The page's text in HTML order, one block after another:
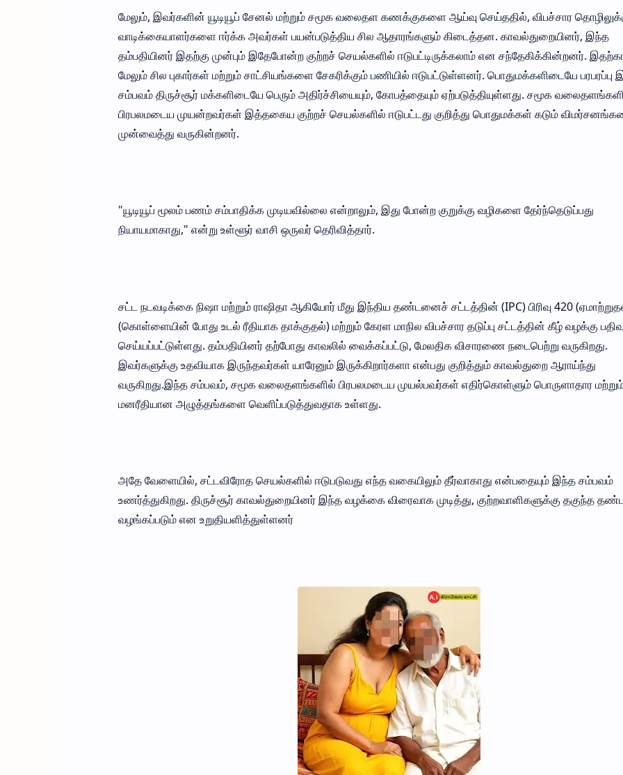
மேலும், இவர்களின் யூடியூப் சேனல் மற்றும் சமூக வலைதள கணக்குகளை ஆய்வு செய்ததில், விபச்சார
வாடிக்கையாளர்களை ஈர்க்க அவர்கள் பயன்படுத்திய சில ஆதாரங்களும் கிடைத்தன. காவல்துறையினர், இந்த
தம்பதியினர் இதற்கு முன்பும் இதேபோன்ற குற்றச் செயல்களில் ஈடுபட்டிருக்கலாம் என சந்தேகிக்கின்றனர்.
மேலும் சில புகார்கள் மற்றும் சாட்சியங்களை சேகரிக்கும் பணியில் ஈடுபட்டுள்ளனர். பொதுமக்களிடையே பரபரப்பு
சம்பவம் திருச்சூர் மக்களிடையே பெரும் அதிர்ச்சியையும், கோபத்தையும் ஏற்படுத்தியுள்ளது. சமூக
பிரபலமடைய முயன்றவர்கள் இத்தகைய குற்றச் செயல்களில் ஈடுபட்டது குறித்து பொதுமக்கள் கடும்
முன்வைத்து வருகின்றனர்.
"யூடியூப் மூலம் பணம் சம்பாதிக்க முடியவில்லை என்றாலும், இது போன்ற குறுக்கு வழிகளை தேர்ந்தெடுப்பது
நியாயமாகாது," என்று உள்ளூர் வாசி ஒருவர் தெரிவித்தார்.
சட்ட நடவடிக்கை நிஷா மற்றும் ராஷிதா ஆகியோர் மீது இந்திய தண்டனைச் சட்டத்தின் (IPC) பிரிவு 420
(கொள்ளையின் போது உடல் ரீதியாக தாக்குதல்) மற்றும் கேரள மாநில விபச்சார தடுப்பு சட்டத்தின் கீழ் வழக்கு
செய்யப்பட்டுள்ளது. தம்பதியினர் தற்போது காவலில் வைக்கப்பட்டு, மேலதிக விசாரணை நடைபெற்று வருகிறது.
இவர்களுக்கு உதவியாக இருந்தவர்கள் யாரேனும் இருக்கிறார்களா என்பது குறித்தும் காவல்துறை ஆராய்ந்து
வருகிறது.இந்த சம்பவம், சமூக வலைதளங்களில் பிரபலமடைய முயல்பவர்கள் எதிர்கொள்ளும் பொருளாதார
மனரீதியான அழுத்தங்களை வெளிப்படுத்துவதாக உள்ளது.
அதே வேளையில், சட்டவிரோத செயல்களில் ஈடுபடுவது எந்த வகையிலும் தீர்வாகாது என்பதையும் இந்த சம்பவம்
உணர்த்துகிறது. திருச்சூர் காவல்துறையினர் இந்த வழக்கை விரைவாக முடித்து, குற்றவாளிகளுக்கு தகுந்த
வழங்கப்படும் என உறுதியளித்துள்ளனர்